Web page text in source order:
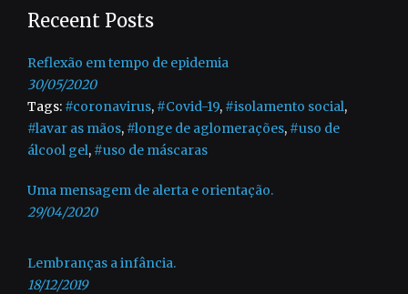
Receent Posts
Reflexão em tempo de epidemia
30/05/2020
Tags: #coronavirus, #Covid-19, #isolamento social,
#lavar as mãos, #longe de aglomerações, #uso de
álcool gel, #uso de máscaras
Uma mensagem de alerta e orientação.
29/04/2020
Lembranças a infância.
18/12/2019